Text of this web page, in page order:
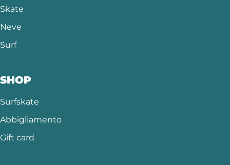
Skate
Neve
Surf
SHOP
Surfskate
Abbigliamento
Gift card